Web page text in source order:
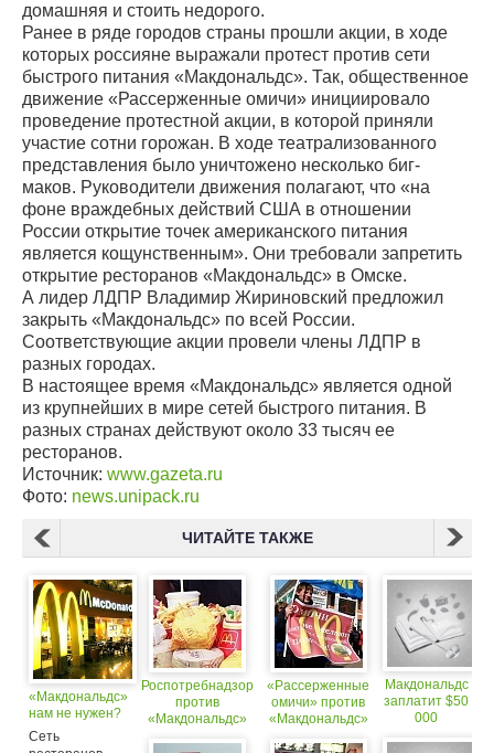
домашняя и стоить недорого.
Ранее в ряде городов страны прошли акции, в ходе
которых россияне выражали протест против сети
быстрого питания «Макдональдс». Так, общественное
движение «Рассерженные омичи» инициировало
проведение протестной акции, в которой приняли
участие сотни горожан. В ходе театрализованного
представления было уничтожено несколько биг-
маков. Руководители движения полагают, что «на
фоне враждебных действий США в отношении
России открытие точек американского питания
является кощунственным». Они требовали запретить
открытие ресторанов «Макдональдс» в Омске.
А лидер ЛДПР Владимир Жириновский предложил
закрыть «Макдональдс» по всей России.
Соответствующие акции провели члены ЛДПР в
разных городах.
В настоящее время «Макдональдс» является одной
из крупнейших в мире сетей быстрого питания. В
разных странах действуют около 33 тысяч ее
ресторанов.
Источник: www.gazeta.ru
Фото: news.unipack.ru
ЧИТАЙТЕ ТАКЖЕ
«Макдональдс»
нам не нужен?
Сеть
Роспотребнадзор
против
«Макдональдс»
«Рассерженные
омичи» против
«Макдональдс»
Макдональдс
заплатит $50
000